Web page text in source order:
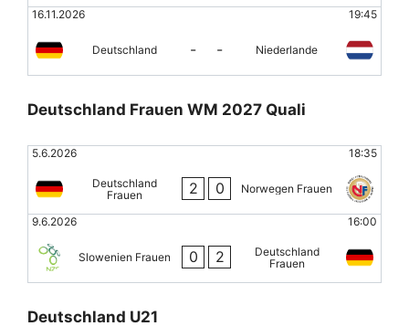
16.11.2026 19:45
Deutschland - - Niederlande
Deutschland Frauen WM 2027 Quali
5.6.2026 18:35
Deutschland
Frauen
2 0 Norwegen Frauen
9.6.2026 16:00
Slowenien Frauen 0 2
Deutschland
Frauen
Deutschland U21